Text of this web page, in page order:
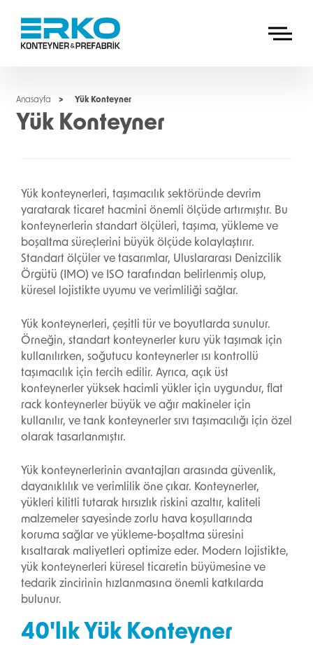
Yük Konteyner
Anasayfa Yük Konteyner
Yük konteynerleri, taşımacılık sektöründe devrim
yaratarak ticaret hacmini önemli ölçüde artırmıştır. Bu
konteynerlerin standart ölçüleri, taşıma, yükleme ve
boşaltma süreçlerini büyük ölçüde kolaylaştırır.
Standart ölçüler ve tasarımlar, Uluslararası Denizcilik
Örgütü (IMO) ve ISO tarafından belirlenmiş olup,
küresel lojistikte uyumu ve verimliliği sağlar.
Yük konteynerleri, çeşitli tür ve boyutlarda sunulur.
Örneğin, standart konteynerler kuru yük taşımak için
kullanılırken, soğutucu konteynerler ısı kontrollü
taşımacılık için tercih edilir. Ayrıca, açık üst
konteynerler yüksek hacimli yükler için uygundur, flat
rack konteynerler büyük ve ağır makineler için
kullanılır, ve tank konteynerler sıvı taşımacılığı için özel
olarak tasarlanmıştır.
Yük konteynerlerinin avantajları arasında güvenlik,
dayanıklılık ve verimlilik öne çıkar. Konteynerler,
yükleri kilitli tutarak hırsızlık riskini azaltır, kaliteli
malzemeler sayesinde zorlu hava koşullarında
koruma sağlar ve yükleme-boşaltma süresini
kısaltarak maliyetleri optimize eder. Modern lojistikte,
yük konteynerleri küresel ticaretin büyümesine ve
tedarik zincirinin hızlanmasına önemli katkılarda
bulunur.
40'lık Yük Konteyner